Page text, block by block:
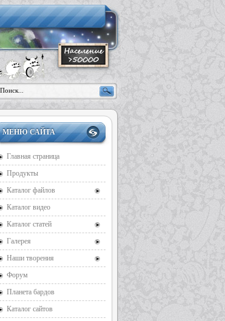
МЕНЮ САЙТА
Главная страница
Продукты
Каталог файлов
Каталог видео
Каталог статей
Галерея
Наши творения
Форум
Планета бардов
Каталог сайтов